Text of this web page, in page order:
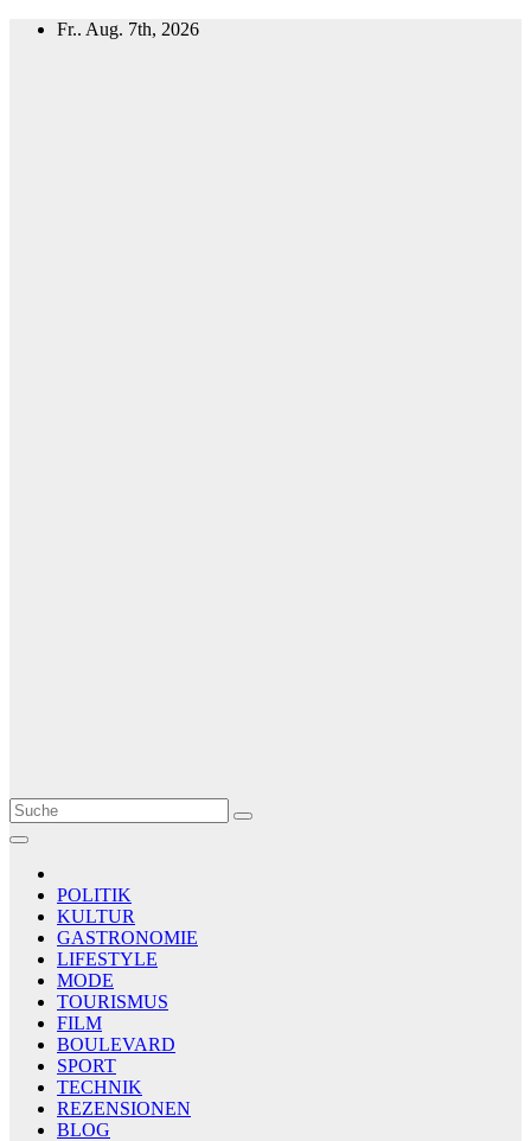
Zum
Fr.. Aug. 7th, 2026
Le Matin
AGENCE DE PRESSE
POLITIK
KULTUR
GASTRONOMIE
LIFESTYLE
MODE
TOURISMUS
FILM
BOULEVARD
SPORT
TECHNIK
REZENSIONEN
BLOG